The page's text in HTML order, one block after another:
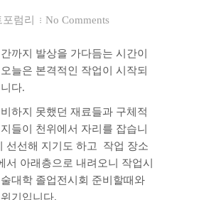
포럼리 No Comments
까지 발상을 가다듬는 시간이
늘은 본격적인 작업이 시작되
다.
하지 못했던 재료들과 구체적
들이 천위에서 자리를 잡습니
선선해 지기도 하고 작업 장소
서 아래층으로 내려오니 작업시
대학 졸업전시회 준비할때와
기입니다.